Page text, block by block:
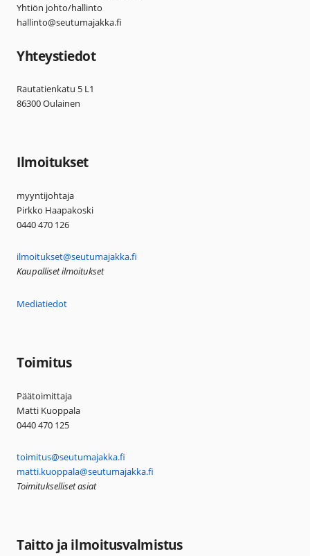
Yhtiön johto/hallinto
hallinto@seutumajakka.fi
Yhteystiedot
Rautatienkatu 5 L1
86300 Oulainen
Ilmoitukset
myyntijohtaja
Pirkko Haapakoski
0440 470 126
ilmoitukset@seutumajakka.fi
Kaupalliset ilmoitukset
Mediatiedot
Toimitus
Päätoimittaja
Matti Kuoppala
0440 470 125
toimitus@seutumajakka.fi
matti.kuoppala@seutumajakka.fi
Toimitukselliset asiat
Taitto ja ilmoitusvalmistus